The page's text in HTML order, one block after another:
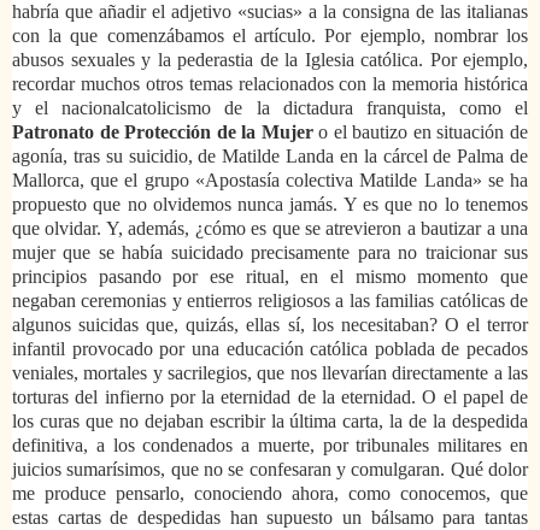
habría que añadir el adjetivo «sucias» a la consigna de las italianas
con la que comenzábamos el artículo. Por ejemplo, nombrar los
abusos sexuales y la pederastia de la Iglesia católica. Por ejemplo,
recordar muchos otros temas relacionados con la memoria histórica
y el nacionalcatolicismo de la dictadura franquista, como el
Patronato de Protección de la Mujero el bautizo en situación de
agonía, tras su suicidio, de Matilde Landa en la cárcel de Palma de
Mallorca, que el grupo «Apostasía colectiva Matilde Landa» se ha
propuesto que no olvidemos nunca jamás. Y es que no lo tenemos
que olvidar. Y, además, ¿cómo es que se atrevieron a bautizar a una
mujer que se había suicidado precisamente para no traicionar sus
principios pasando por ese ritual, en el mismo momento que
negaban ceremonias y entierros religiosos a las familias católicas de
algunos suicidas que, quizás, ellas sí, los necesitaban? O el terror
infantil provocado por una educación católica poblada de pecados
veniales, mortales y sacrilegios, que nos llevarían directamente a las
torturas del infierno por la eternidad de la eternidad. O el papel de
los curas que no dejaban escribir la última carta, la de la despedida
definitiva, a los condenados a muerte, por tribunales militares en
juicios sumarísimos, que no se confesaran y comulgaran. Qué dolor
me produce pensarlo, conociendo ahora, como conocemos, que
estas cartas de despedidas han supuesto un bálsamo para tantas